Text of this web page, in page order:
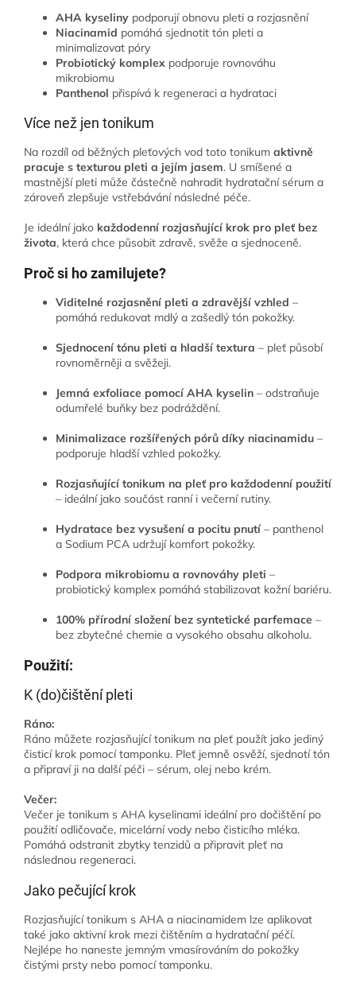
AHA kyseliny podporují obnovu pleti a rozjasnění
Niacinamid pomáhá sjednotit tón pleti a
minimalizovat póry
Probiotický komplex podporuje rovnováhu
mikrobiomu
Panthenol přispívá k regeneraci a hydrataci
Více než jen tonikum
Na rozdíl od běžných pleťových vod toto tonikum aktivně
pracuje s texturou pleti a jejím jasem. U smíšené a
mastnější pleti může částečně nahradit hydratační sérum a
zároveň zlepšuje vstřebávání následné péče.
Je ideální jako každodenní rozjasňující krok pro pleť bez
života, která chce působit zdravě, svěže a sjednoceně.
Proč si ho zamilujete?
Viditelné rozjasnění pleti a zdravější vzhled –
pomáhá redukovat mdlý a zašedlý tón pokožky.
Sjednocení tónu pleti a hladší textura – pleť působí
rovnoměrněji a svěžeji.
Jemná exfoliace pomocí AHA kyselin – odstraňuje
odumřelé buňky bez podráždění.
Minimalizace rozšířených pórů díky niacinamidu –
podporuje hladší vzhled pokožky.
Rozjasňující tonikum na pleť pro každodenní použití
– ideální jako součást ranní i večerní rutiny.
Hydratace bez vysušení a pocitu pnutí – panthenol
a Sodium PCA udržují komfort pokožky.
Podpora mikrobiomu a rovnováhy pleti –
probiotický komplex pomáhá stabilizovat kožní bariéru.
100% přírodní složení bez syntetické parfemace –
bez zbytečné chemie a vysokého obsahu alkoholu.
Použití:
K (do)čištění pleti
Ráno:
Ráno můžete rozjasňující tonikum na pleť použít jako jediný
čisticí krok pomocí tamponku. Pleť jemně osvěží, sjednotí tón
a připraví ji na další péči – sérum, olej nebo krém.
Večer:
Večer je tonikum s AHA kyselinami ideální pro dočištění po
použití odličovače, micelární vody nebo čisticího mléka.
Pomáhá odstranit zbytky tenzidů a připravit pleť na
následnou regeneraci.
Jako pečující krok
Rozjasňující tonikum s AHA a niacinamidem lze aplikovat
také jako aktivní krok mezi čištěním a hydratační péčí.
Nejlépe ho naneste jemným vmasírováním do pokožky
čistými prsty nebo pomocí tamponku.